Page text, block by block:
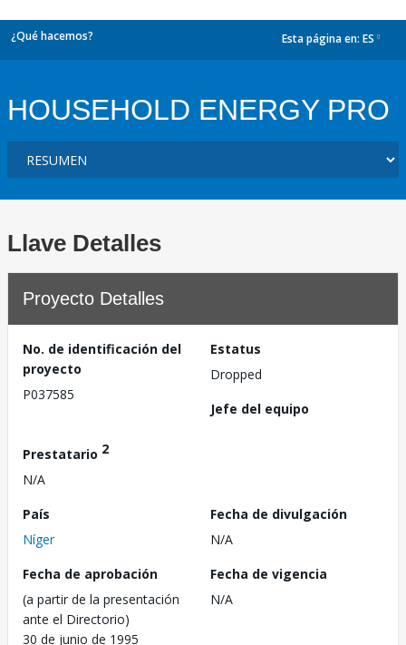
¿Qué hacemos? Esta página en: ES
HOUSEHOLD ENERGY PRO
Llave Detalles
Proyecto Detalles
No. de identificación del
proyecto
P037585
Estatus
Dropped
Jefe del equipo
Prestatario 2
N/A
País
Níger
Fecha de divulgación
N/A
Fecha de aprobación
(a partir de la presentación
ante el Directorio)
30 de junio de 1995
Fecha de vigencia
N/A